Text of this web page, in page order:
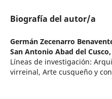
Biografía del autor/a
Germán Zecenarro
San Antonio Abad del
Líneas de investigación:
virreinal, Arte cusqueño y